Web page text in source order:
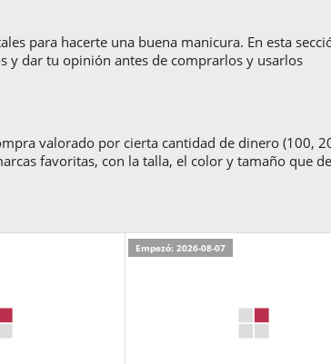
para hacerte una buena manicura. En esta
y dar tu opinión antes de comprarlos y usarlos
valorado por cierta cantidad de dinero (100,
favoritas, con la talla, el color y tamaño que
Empezó: 2026-08-07